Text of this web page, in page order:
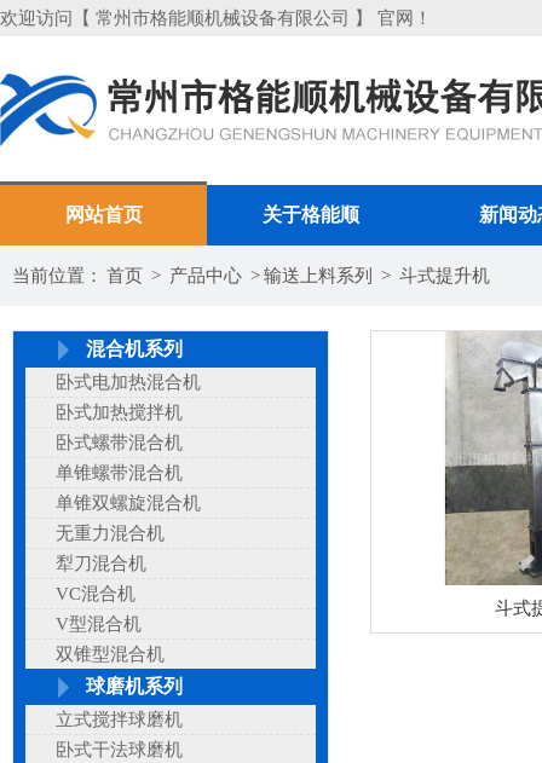
欢迎访问【 常州市格能顺机械设备有限公司 】 官网！
网站首页 关于格能顺 新闻动
当前位置： 首页 > 产品中心 >输送上料系列 > 斗式提升机
混合机系列
卧式电加热混合机
卧式加热搅拌机
卧式螺带混合机
单锥螺带混合机
单锥双螺旋混合机
无重力混合机
犁刀混合机
VC混合机
V型混合机
双锥型混合机
球磨机系列
立式搅拌球磨机
卧式干法球磨机
斗式